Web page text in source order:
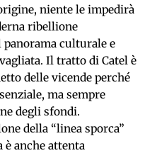
niente le impedirà
ribellione
culturale e
Il tratto di Catel è
delle vicende perché
ma sempre
degli sfondi.
della “linea sporca”
è anche attenta